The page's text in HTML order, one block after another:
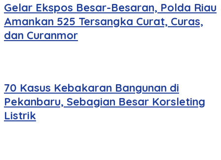
Gelar Ekspos Besar-Besaran, Polda Riau
Amankan 525 Tersangka Curat, Curas,
dan Curanmor
70 Kasus Kebakaran Bangunan di
Pekanbaru, Sebagian Besar Korsleting
Listrik